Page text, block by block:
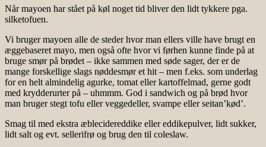
Når mayoen har stået på køl noget tid bliver den lidt tykkere pga.
silketofuen.
Vi bruger mayoen alle de steder hvor man ellers ville have brugt en
æggebaseret mayo, men også ofte hvor vi førhen kunne finde på at
bruge smør på brødet – ikke sammen med søde sager, der er de
mange forskellige slags nøddesmør et hit – men f.eks. som underlag
for en helt almindelig agurke, tomat eller kartoffelmad, gerne godt
med krydderurter på – uhmmm. God i sandwich og på brød hvor
man bruger stegt tofu eller veggedeller, svampe eller seitan’kød’.
Smag til med ekstra æblecidereddike eller eddikepulver, lidt sukker,
lidt salt og evt. sellerifrø og brug den til coleslaw.